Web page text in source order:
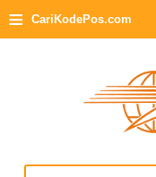
≡ CariKodePos.com